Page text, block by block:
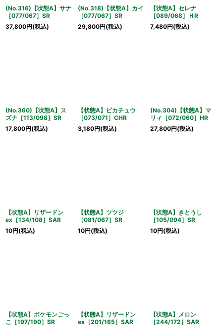
(No.316)【状態A】サナ
［077/067］SR
37,800円(税込)
(No.318)【状態A】カイ
［077/067］SR
29,800円(税込)
【状態A】セレナ
［089/068］ＨR
7,480円(税込)
(No.360)【状態A】ス
ズナ［113/098］SR
17,800円(税込)
【状態A】ピカチュウ
［073/071］CHR
3,180円(税込)
(No.304)【状態A】マ
リィ［072/060］HR
27,800円(税込)
【状態A】リザードン
ex［134/108］SAR
10円(税込)
【状態A】ツツジ
［081/067］SR
10円(税込)
【状態A】きとうし
［105/094］SR
10円(税込)
【状態A】ポケモンごっ
こ［197/190］SR
【状態A】リザードン
ex［201/165］SAR
【状態A】メロン
［244/172］SAR